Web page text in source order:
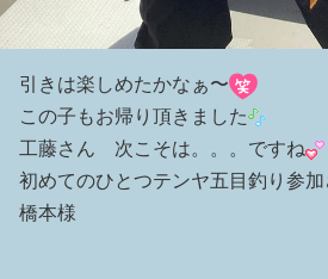
引きは楽しめたかなぁ〜
この子もお帰り頂きました
工藤さん 次こそは。。。ですね
初めてのひとつテンヤ五目釣り参加
橋本様